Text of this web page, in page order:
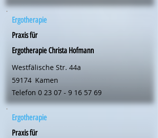
Ergotherapie
Praxis für
Ergotherapie Christa Hofmann
Westfälische Str. 44a
59174 Kamen
Telefon 0 23 07 - 9 16 57 69
Ergotherapie
Praxis für